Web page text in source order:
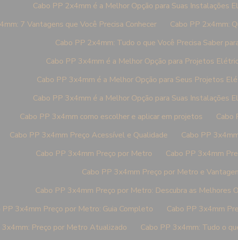
Cabo PP 2x4mm é a Melhor Opção para Suas Instalações
7 Vantagens que Você Precisa Conhecer
Cabo PP 2x4mm:
Cabo PP 2x4mm: Tudo o que Você Precisa Saber
Cabo PP 3x4mm é a Melhor Opção para Projetos
Cabo PP 3x4mm é a Melhor Opção para Seus Projetos
Cabo PP 3x4mm é a Melhor Opção para Suas Instalações
Cabo PP 3x4mm como escolher e aplicar em projetos
Cabo
Cabo PP 3x4mm Preço Acessível e Qualidade
Cabo PP
Cabo PP 3x4mm Preço por Metro
Cabo PP 3x4mm
Cabo PP 3x4mm Preço por Metro e
Cabo PP 3x4mm Preço por Metro: Descubra as Melhores
PP 3x4mm Preço por Metro: Guia Completo
Cabo PP 3x4mm
3x4mm: Preço por Metro Atualizado
Cabo PP 3x4mm: Tudo o